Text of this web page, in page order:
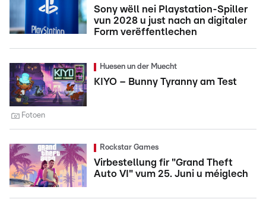
Sony wëll nei Playstation-Spiller
vun 2028 u just nach an digitaler
Form verëffentlechen
Huesen un der Muecht
KIYO – Bunny Tyranny am Test
Fotoen
Rockstar Games
Virbestellung fir "Grand Theft
Auto VI" vum 25. Juni u méiglech